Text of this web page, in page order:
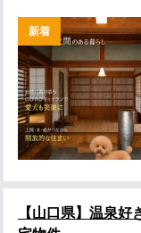
新着
【山口県】温泉